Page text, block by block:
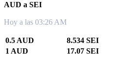
AUD a SEI
Hoy a las 03:26 AM
0.5 AUD
8.534 SEI
1 AUD
17.07 SEI